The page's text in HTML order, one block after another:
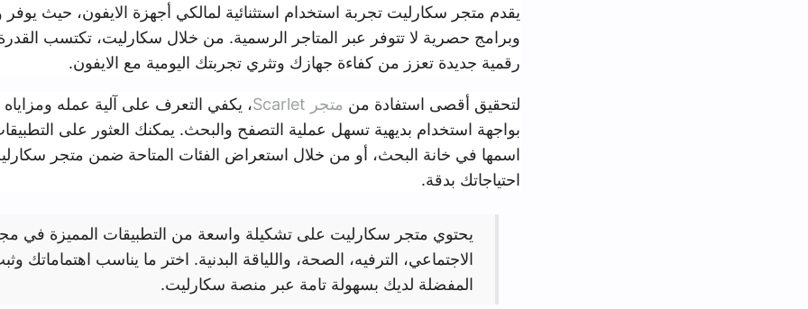
يقدم متجر سكارليت تجربة استخدام استثنائية لمالكي أجهزة الايفون، حيث يوفر وصولاً مباشراً
وبرامج حصرية لا تتوفر عبر المتاجر الرسمية. من خلال سكارليت، تكتسب القدرة على
رقمية جديدة تعزز من كفاءة جهازك وتثري تجربتك اليومية مع الايفون.
لتحقيق أقصى استفادة منمتجر Scarlet
، يكفي التعرف على آلية عمله ومزاياه الأساسية.
بواجهة استخدام بديهية تسهل عملية التصفح والبحث. يمكنك العثور على التطبيقات المرغوبة إما
اسمها في خانة البحث، أو من خلال استعراض الفئات المتاحة ضمن متجر سكارليت لتحديد ما
يحتوي متجر سكارليت على تشكيلة واسعة من التطبيقات المميزة في مجالات التواصل
الاجتماعي، الترفيه، الصحة، واللياقة البدنية. اختر ما يناسب اهتماماتك وثبت التطبيقات
المفضلة لديك بسهولة تامة عبر منصة سكارليت.